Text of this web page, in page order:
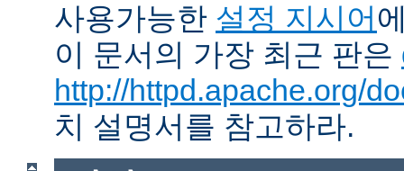
사용가능한 설정 지시어
이 문서의 가장 최근 판은
http://httpd.apache.org/
치 설명서를 참고하라.